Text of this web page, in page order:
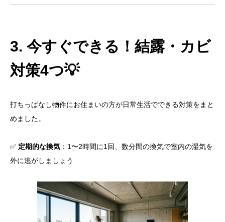
3. 今すぐできる！結露・カビ
対策4つ💡
打ちっぱなし物件にお住まいの方が日常生活でできる対策をまと
めました。
✅ 定期的な換気 ：1〜2時間に1回、数分間の換気で室内の湿気を
外に逃がしましょう